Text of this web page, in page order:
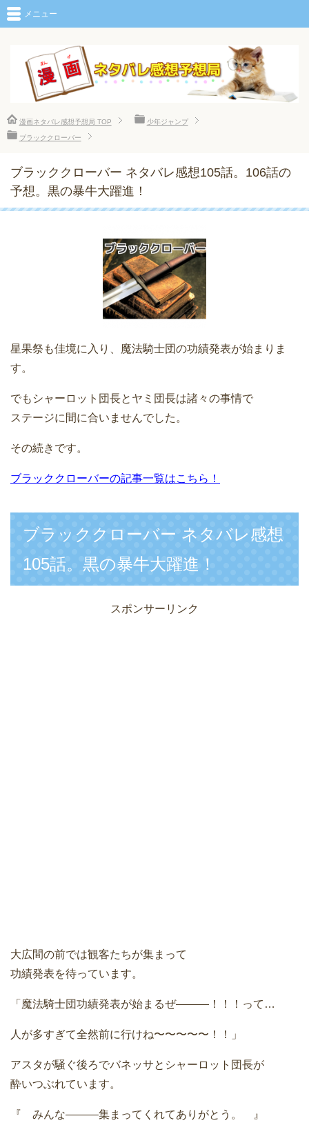
メニュー
漫画ネタバレ感想予想局 TOP 少年ジャンプ
ブラッククローバー
ブラッククローバー ネタバレ感想105話。106話の
予想。黒の暴牛大躍進！
星果祭も佳境に入り、魔法騎士団の功績発表が始まりま
す。
でもシャーロット団長とヤミ団長は諸々の事情で
ステージに間に合いませんでした。
その続きです。
ブラッククローバーの記事一覧はこちら！
ブラッククローバー ネタバレ感想
105話。黒の暴牛大躍進！
スポンサーリンク
大広間の前では観客たちが集まって
功績発表を待っています。
「魔法騎士団功績発表が始まるぜ———！！！って…
人が多すぎて全然前に行けね〜〜〜〜〜！！」
アスタが騒ぐ後ろでバネッサとシャーロット団長が
酔いつぶれています。
『 みんな———集まってくれてありがとう。 』